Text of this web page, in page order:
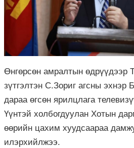
Өнгөрсөн амралтын өдрүүдээр
зүтгэлтэн С.Зориг агсны эхнэр
дараа өгсөн ярилцлага
Үүнтэй холбогдуулан Хотын
өөрийн цахим хуудсаараа
илэрхийлжээ.